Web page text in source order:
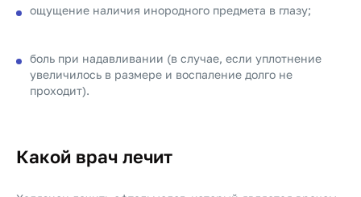
ощущение наличия инородного предмета в глазу;
боль при надавливании (в случае, если уплотнение
увеличилось в размере и воспаление долго не
проходит).
Какой врач лечит